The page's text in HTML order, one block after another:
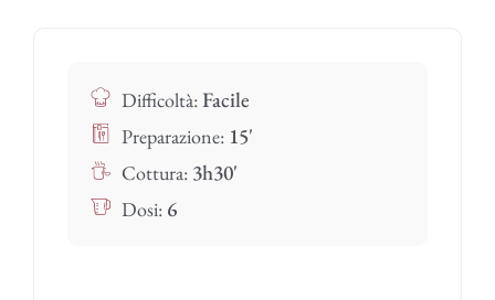
Difficoltà:Facile
Preparazione: 15'
Cottura: 3h30'
Dosi: 6